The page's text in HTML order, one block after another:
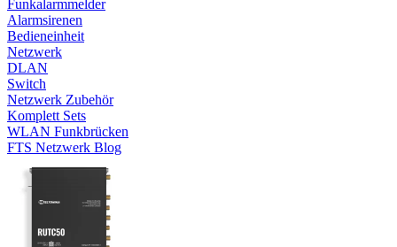
Funkalarmmelder
Alarmsirenen
Bedieneinheit
Netzwerk
DLAN
Switch
Netzwerk Zubehör
Komplett Sets
WLAN Funkbrücken
FTS Netzwerk Blog